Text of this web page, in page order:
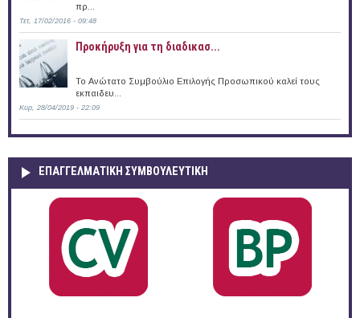
πρ...
Τετ, 17/02/2016 - 09:48
Προκήρυξη για τη διαδικασ...
Το Ανώτατο Συμβούλιο Επιλογής Προσωπικού καλεί τους
εκπαιδευ...
Κυρ, 28/04/2019 - 22:09
ΕΠΑΓΓΕΛΜΑΤΙΚΉ ΣΥΜΒΟΥΛΕΥΤΙΚΉ